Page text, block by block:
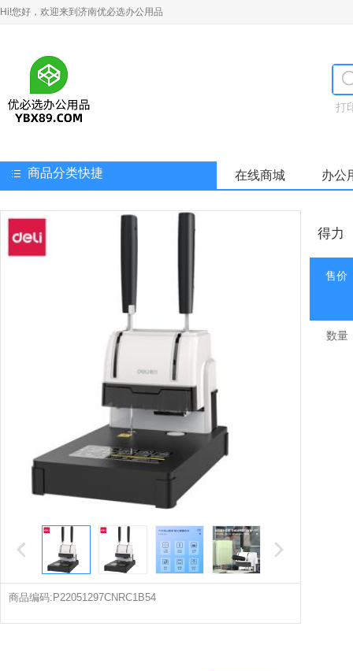
Hi!您好，欢迎来到济南优必选办公用品
打
商品分类快捷 在线商城 办公
商品编码:P22051297CNRC1B54
得力
售价
数量